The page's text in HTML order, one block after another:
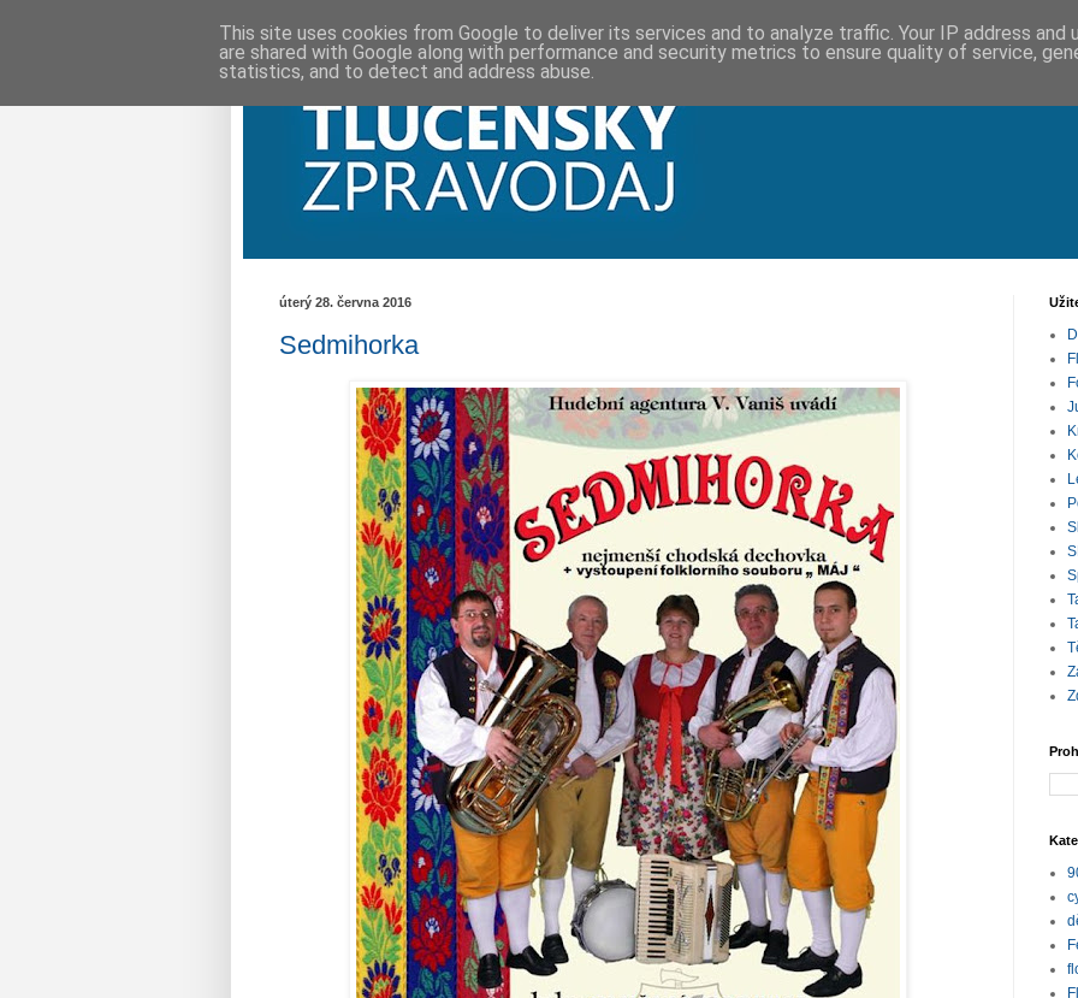
úterý 28. června 2016
Sedmihorka
This site uses cookies from Google to deliver its services and to analyze traffic. Your IP address and
are shared with Google along with performance and security metrics to ensure quality of service,
statistics, and to detect and address abuse.